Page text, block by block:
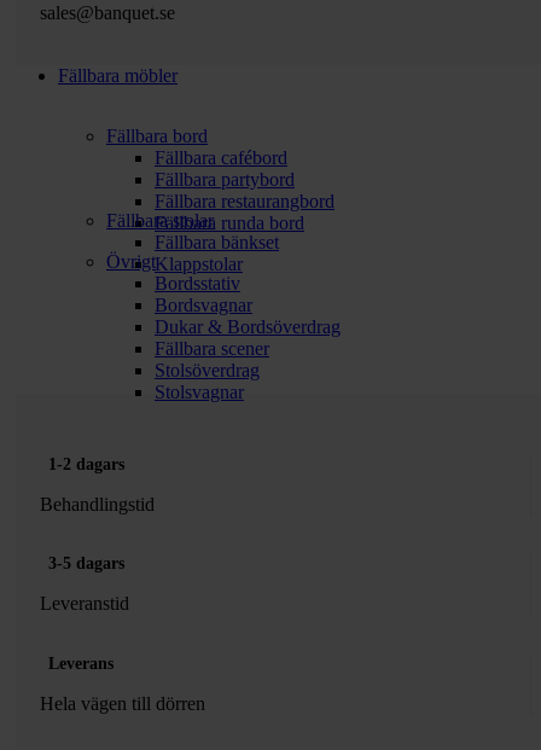
sales@banquet.se
Fällbara möbler
Fällbara bord
Fällbara cafébord
Fällbara partybord
Fällbara restaurangbord
Fällbara runda bord
Fällbara stolar
Fällbara bänkset
Klappstolar
Övrigt
Bordsstativ
Bordsvagnar
Dukar & Bordsöverdrag
Fällbara scener
Stolsöverdrag
Stolsvagnar
1-2 dagars
Behandlingstid
3-5 dagars
Leveranstid
Leverans
Hela vägen till dörren